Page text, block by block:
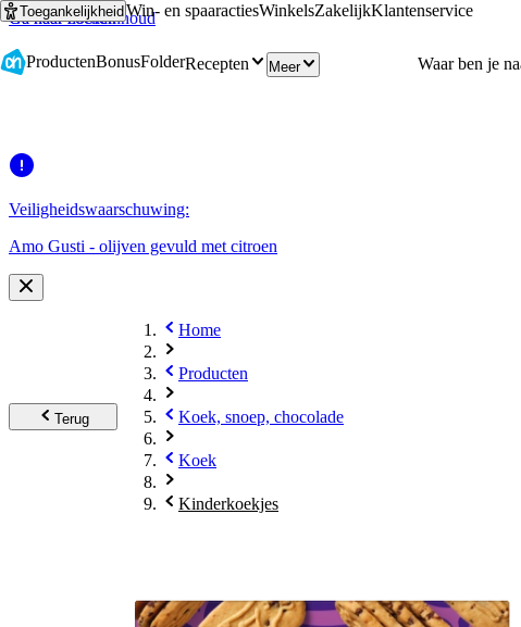
Ga naar hoofdinhoud
Ga naar zoeken
ToegankelijkheidWin- en spaaractiesWinkelsZakelijkKlantenservice
ProductenBonusFolderRecepten Meer
Veiligheidswaarschuwing:
Amo Gusti - olijven gevuld met citroen
Terug
Home
Producten
Koek, snoep, chocolade
Koek
Kinderkoekjes